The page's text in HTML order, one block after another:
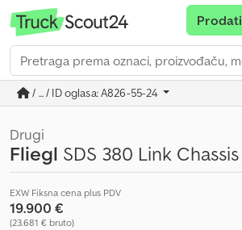
Prodati
/ ... / ID oglasa: A826-55-24
Drugi
Fliegl SDS 380 Link Chassis
EXW Fiksna cena plus PDV
19.900 €
(23.681 € bruto)